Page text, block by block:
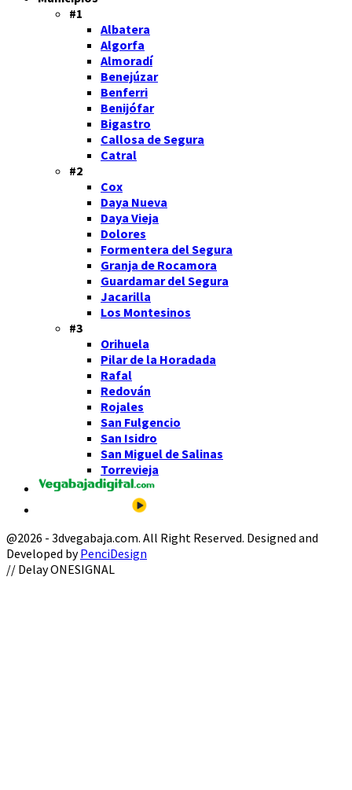
#1
Albatera
Algorfa
Almoradí
Benejúzar
Benferri
Benijófar
Bigastro
Callosa de Segura
Catral
#2
Cox
Daya Nueva
Daya Vieja
Dolores
Formentera del Segura
Granja de Rocamora
Guardamar del Segura
Jacarilla
Los Montesinos
#3
Orihuela
Pilar de la Horadada
Rafal
Redován
Rojales
San Fulgencio
San Isidro
San Miguel de Salinas
Torrevieja
@2026 - 3dvegabaja.com. All Right Reserved. Designed and
Developed byPenciDesign
Facebook
Twitter
Instagram
Youtube
Email
// Delay ONESIGNAL